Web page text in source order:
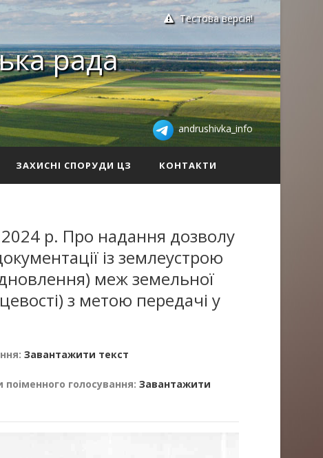
Тестова версія!
рада
andrushivka_info
ЗАХИСНІ СПОРУДИ ЦЗ КОНТАКТИ
р. Про надання дозволу
із землеустрою
меж земельної
з метою передачі у
Завантажити текст
голосування: Завантажити